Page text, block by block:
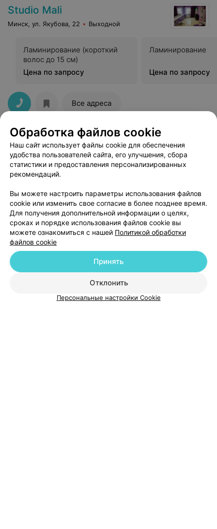
Studio Mali
Минск, ул. Якубова, 22 Выходной
Ламинирование (короткий
волос до 15 см)
Цена по запросу
Ламинирование
Цена по запросу
Все адреса
Имидж-студия Евгении Пилеко
Минск, пр-т Дзержинского, 122 до 18:00
Добавить компанию
Обработка файлов cookie
Наш сайт использует файлы cookie для обеспечения
удобства пользователей сайта, его улучшения, сбора
статистики и предоставления персонализированных
рекомендаций.
Вы можете настроить параметры использования файлов
cookie или изменить свое согласие в более позднее время.
Для получения дополнительной информации о целях,
сроках и порядке использования файлов cookie вы
можете ознакомиться с нашей Политикой обработки
файлов cookie
Отклонить
Принять
Персональные настройки Cookie